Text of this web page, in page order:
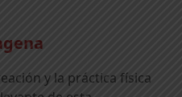
y la práctica física